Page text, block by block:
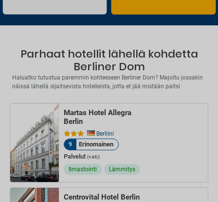
Parhaat hotellit lähellä kohdetta
Berliner Dom
Haluatko tutustua paremmin kohteeseen Berliner Dom? Majoitu jossakin
näissä lähellä sijaitsevista hotelleista, jotta et jää mistään paitsi
Martas Hotel Allegra
Berlin
Berliini
9
Erinomainen
Palvelut (+46):
Ilmastointi Lämmitys
Centrovital Hotel Berlin